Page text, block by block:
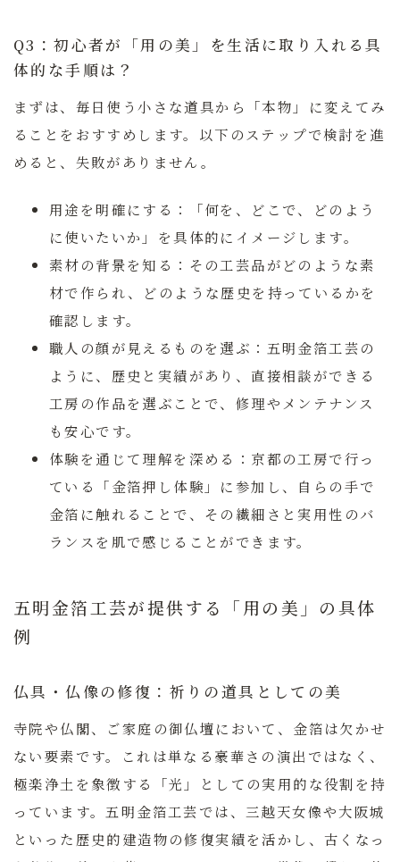
Q3：初心者が「用の美」を生活に取り入れる具
体的な手順は？
まずは、毎日使う小さな道具から「本物」に変えてみ
ることをおすすめします。以下のステップで検討を進
めると、失敗がありません。
用途を明確にする：
「何を、どこで、どのよう
に使いたいか」を具体的にイメージします。
素材の背景を知る： その工芸品がどのような素
材で作られ、どのような歴史を持っているかを
確認します。
職人の顔が見えるものを選ぶ： 五明金箔工芸の
ように、歴史と実績があり、直接相談ができる
工房の作品を選ぶことで、修理やメンテナンス
も安心です。
体験を通じて理解を深める： 京都の工房で行っ
ている「金箔押し体験」に参加し、自らの手で
金箔に触れることで、その繊細さと実用性のバ
ランスを肌で感じることができます。
五明金箔工芸が提供する「用の美」の具体
例
仏具・仏像の修復：祈りの道具としての美
寺院や仏閣、ご家庭の御仏壇において、金箔は欠かせ
ない要素です。これは単なる豪華さの演出ではなく、
極楽浄土を象徴する「光」としての実用的な役割を持
っています。五明金箔工芸では、三越天女像や大阪城
といった歴史的建造物の修復実績を活かし、古くなっ